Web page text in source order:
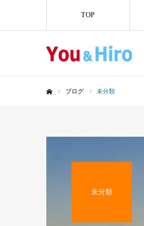
TOP
ブログ 未分類
未分類